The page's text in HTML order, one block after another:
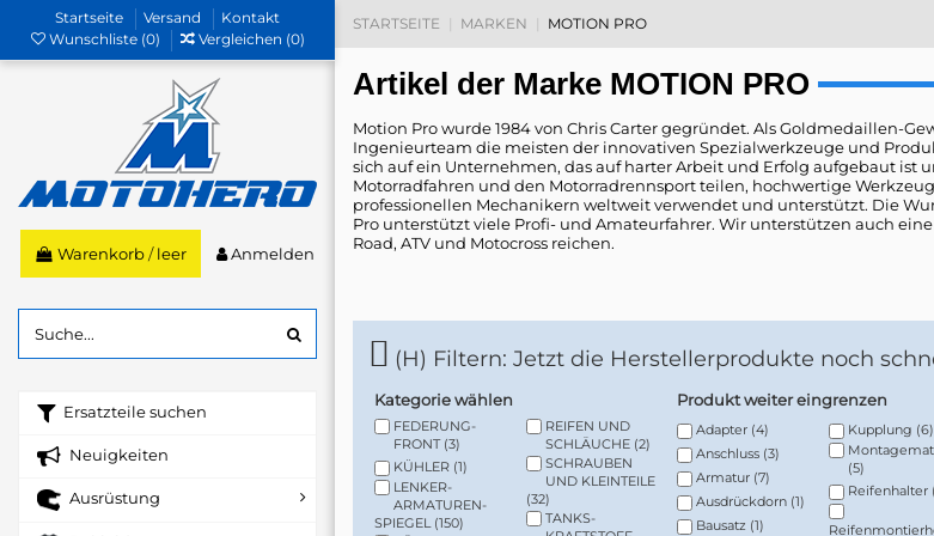
Startseite Versand
Kontakt
Wunschliste (0) Vergleichen (0)
Warenkorb /leer Anmelden
Ersatzteile suchen
Neuigkeiten
Ausrüstung
STARTSEITE MARKEN MOTION PRO
Artikel der Marke MOTION PRO
Motion Pro wurde 1984 von Chris Carter gegründet. Als Goldmedaillen-
Ingenieurteam die meisten der innovativen Spezialwerkzeuge und
sich auf ein Unternehmen, das auf harter Arbeit und Erfolg aufgebaut ist
Motorradfahren und den Motorradrennsport teilen, hochwertige
professionellen Mechanikern weltweit verwendet und unterstützt. Die
Pro unterstützt viele Profi- und Amateurfahrer. Wir unterstützen auch
Road, ATV und Motocross reichen.
(H) Filtern: Jetzt die Herstellerprodukte noch
Kategorie wählen
FEDERUNG-
FRONT (3)
KÜHLER (1)
LENKER-
ARMATUREN-
SPIEGEL (150)
REIFEN UND
SCHLÄUCHE (2)
SCHRAUBEN
UND KLEINTEILE
(32)
TANKS-
Produkt weiter eingrenzen
Adapter (4)
Anschluss (3)
Armatur (7)
Ausdrückdorn (1)
Bausatz (1)
Kupplung (6)
(5)
Reifenhalter